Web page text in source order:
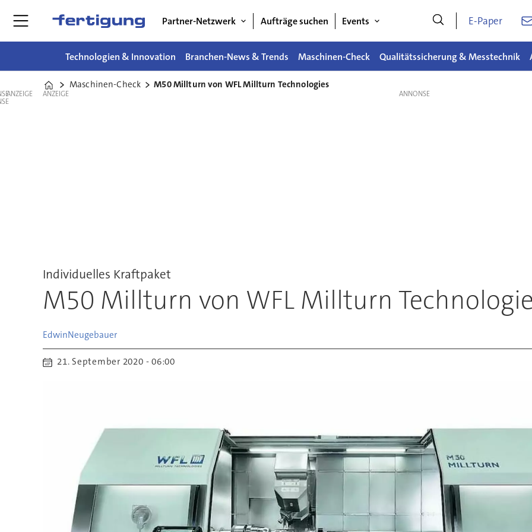
Partner-Netzwerk Aufträge suchen Events E-Paper
Technologien & Innovation Branchen-News & Trends Maschinen-Check Qualitätssicherung & Messtechnik
Home
Maschinen-Check M50 Millturn von WFL Millturn Technologies
ANZEIGE ANZEIGE
Individuelles Kraftpaket
M50 Millturn von WFL Millturn
EdwinNeugebauer
21. September 2020 - 06:00